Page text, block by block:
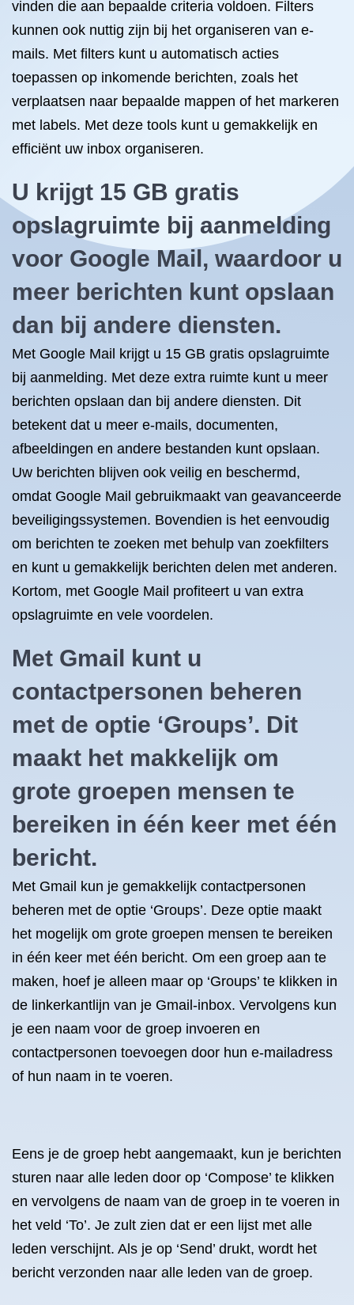
vinden die aan bepaalde criteria voldoen. Filters
kunnen ook nuttig zijn bij het organiseren van e-
mails. Met filters kunt u automatisch acties
toepassen op inkomende berichten, zoals het
verplaatsen naar bepaalde mappen of het markeren
met labels. Met deze tools kunt u gemakkelijk en
efficiënt uw inbox organiseren.
U krijgt 15 GB gratis
opslagruimte bij aanmelding
voor Google Mail, waardoor u
meer berichten kunt opslaan
dan bij andere diensten.
Met Google Mail krijgt u 15 GB gratis opslagruimte
bij aanmelding. Met deze extra ruimte kunt u meer
berichten opslaan dan bij andere diensten. Dit
betekent dat u meer e-mails, documenten,
afbeeldingen en andere bestanden kunt opslaan.
Uw berichten blijven ook veilig en beschermd,
omdat Google Mail gebruikmaakt van geavanceerde
beveiligingssystemen. Bovendien is het eenvoudig
om berichten te zoeken met behulp van zoekfilters
en kunt u gemakkelijk berichten delen met anderen.
Kortom, met Google Mail profiteert u van extra
opslagruimte en vele voordelen.
Met Gmail kunt u
contactpersonen beheren
met de optie ‘Groups’. Dit
maakt het makkelijk om
grote groepen mensen te
bereiken in één keer met één
bericht.
Met Gmail kun je gemakkelijk contactpersonen
beheren met de optie ‘Groups’. Deze optie maakt
het mogelijk om grote groepen mensen te bereiken
in één keer met één bericht. Om een groep aan te
maken, hoef je alleen maar op ‘Groups’ te klikken in
de linkerkantlijn van je Gmail-inbox. Vervolgens kun
je een naam voor de groep invoeren en
contactpersonen toevoegen door hun e-mailadress
of hun naam in te voeren.
Eens je de groep hebt aangemaakt, kun je berichten
sturen naar alle leden door op ‘Compose’ te klikken
en vervolgens de naam van de groep in te voeren in
het veld ‘To’. Je zult zien dat er een lijst met alle
leden verschijnt. Als je op ‘Send’ drukt, wordt het
bericht verzonden naar alle leden van de groep.